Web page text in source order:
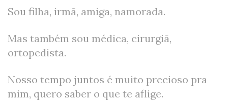
Sou filha, irmã, amiga, namorada.
Mas também sou médica, cirurgiã,
ortopedista.
Nosso tempo juntos é muito precioso pra
mim, quero saber o que te aflige.